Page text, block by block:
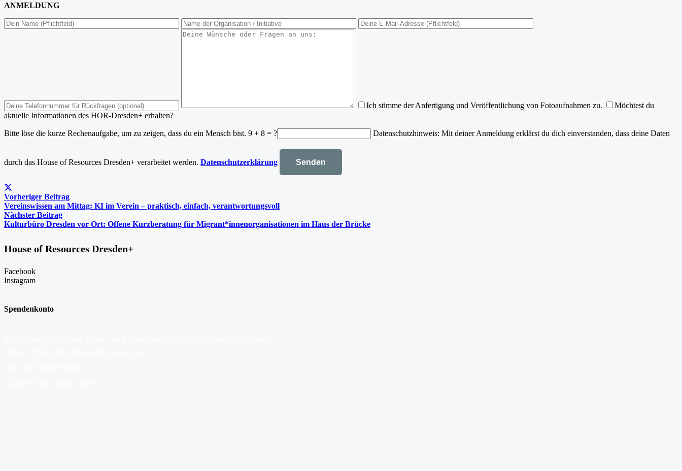
ANMELDUNG
Ich stimme der Anfertigung und Veröffentlichung von Fotoaufnahmen zu.
Möchtest du
aktuelle Informationen des HOR-Dresden+ erhalten?
Bitte löse die kurze Rechenaufgabe, um zu zeigen, dass du ein Mensch bist. 9 + 8 = ? Datenschutzhinweis: Mit deiner Anmeldung erklärst du dich einverstanden, dass deine Daten
durch das House of Resources Dresden+ verarbeitet werden. Datenschutzerklärung
Vorheriger Beitrag
Vereinswissen am Mittag: KI im Verein – praktisch, einfach, verantwortungsvoll
Nächster Beitrag
Kulturbüro Dresden vor Ort: Offene Kurzberatung für Migrant*innenorganisationen im Haus der Brücke
House of Resources Dresden+
Facebook
Instagram
Spendenkonto